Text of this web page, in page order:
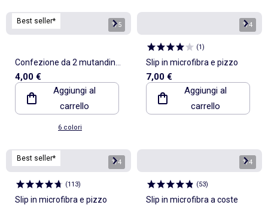
Best seller* 1/5
Confezione da 2 mutandine
in cotone
4,00 €
Aggiungi al
carrello
6 colori
1/4
(1)
Slip in microfibra e pizzo
7,00 €
Aggiungi al
carrello
Best seller* 1/4
(113)
Slip in microfibra e pizzo
1/4
(53)
Slip in microfibra a coste